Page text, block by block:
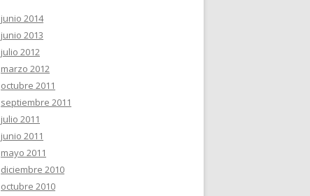
junio 2014
junio 2013
julio 2012
marzo 2012
octubre 2011
septiembre 2011
julio 2011
junio 2011
mayo 2011
diciembre 2010
octubre 2010